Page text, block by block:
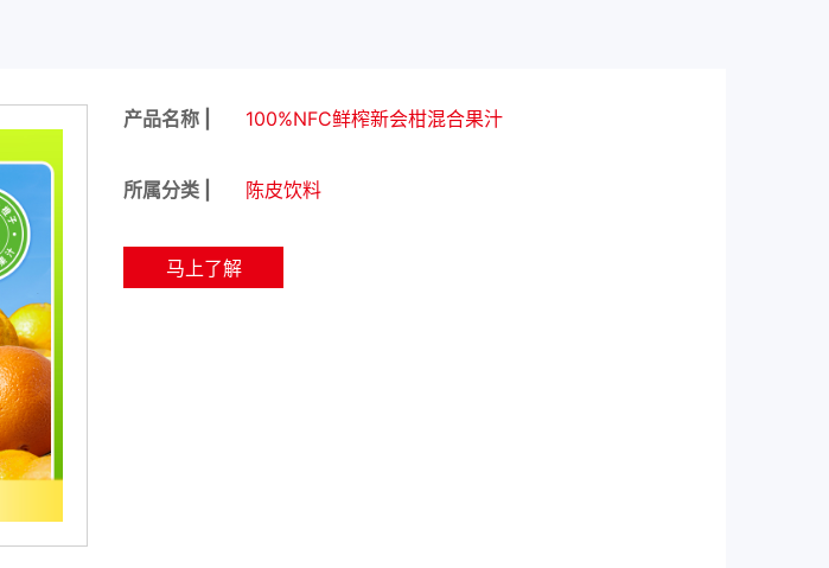
产品名称 | 100%NFC鲜榨新会柑混合果汁
所属分类 | 陈皮饮料
马上了解